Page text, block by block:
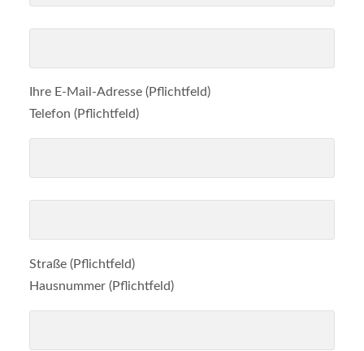
Ihre E-Mail-Adresse (Pflichtfeld)
Telefon (Pflichtfeld)
Straße (Pflichtfeld)
Hausnummer (Pflichtfeld)